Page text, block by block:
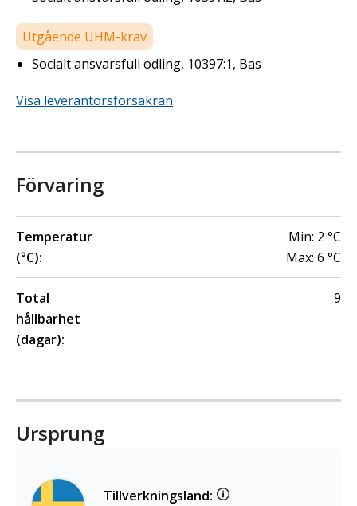
Utgående UHM-krav
Socialt ansvarsfull odling, 10397:1, Bas
Visa leverantörsförsäkran
Förvaring
Temperatur
(°C):
Min: 2 °C
Max: 6 °C
Total
hållbarhet
(dagar):
9
Ursprung
Tillverkningsland: